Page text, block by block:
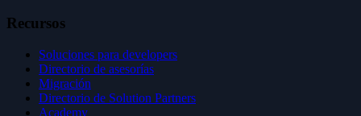
Recursos
Soluciones para developers
Directorio de asesorías
Migración
Directorio de Solution Partners
Academy